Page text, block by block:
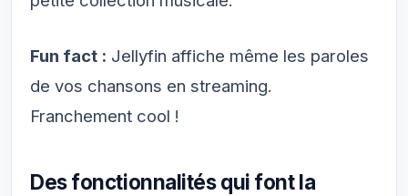
Fun fact : Jellyfin affiche même les paroles
de vos chansons en streaming.
Franchement cool !
Des fonctionnalités qui font la